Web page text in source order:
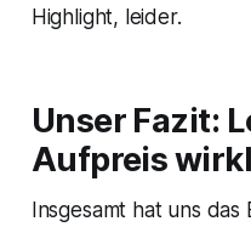
Highlight, leider.
Unser Fazit:
Aufpreis
Insgesamt hat uns